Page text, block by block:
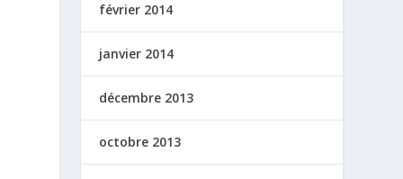
février 2014
janvier 2014
décembre 2013
octobre 2013